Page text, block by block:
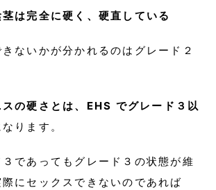
は完全に硬く、硬直している
ないかが分かれるのはグレード２
の硬さとは、EHS でグレード３以
ります。
であってもグレード３の状態が維
にセックスできないのであれば